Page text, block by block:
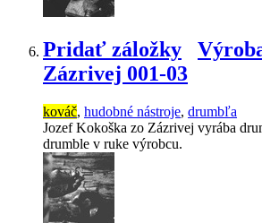
Pridať záložky
Zázrivej 001-03
kováč, hudobné nástroje, drumbľa
Jozef Kokoška zo Zázrivej vyrába
drumble v ruke výrobcu.